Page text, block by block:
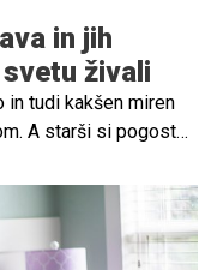
in jih
živali
tudi kakšen miren
A starši si pogosto
je priljubljena
ki je na otroškem
ob 17.50.